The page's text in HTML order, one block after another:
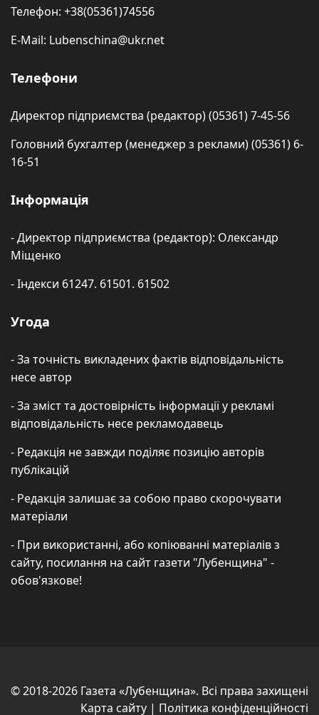
Телефон: +38(05361)74556
E-Mail: Lubenschina@ukr.net
Телефони
Директор підприємства (редактор) (05361) 7-45-56
Головний бухгалтер (менеджер з реклами) (05361) 6-
16-51
Інформація
- Директор підприємства (редактор): Олександр
Міщенко
- Індекси 61247. 61501. 61502
Угода
- За точність викладених фактів відповідальність
несе автор
- За зміст та достовірність інформації у рекламі
відповідальність несе рекламодавець
- Редакція не завжди поділяє позицію авторів
публікацій
- Редакція залишає за собою право скорочувати
матеріали
- При використанні, або копіюванні матеріалів з
сайту, посилання на сайт газети "Лубенщина" -
обов'язкове!
© 2018-2026 Газета «Лубенщина». Всі права захищені
Карта сайту | Політика конфіденційності